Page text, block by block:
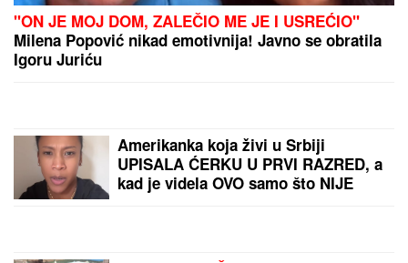
"ON JE MOJ DOM, ZALEČIO ME JE I USREĆIO"
Milena Popović nikad emotivnija! Javno se obratila
Igoru Juriću
Amerikanka koja živi u Srbiji
UPISALA ĆERKU U PRVI RAZRED, a
kad je videla OVO samo što NIJE